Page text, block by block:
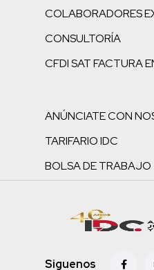
COLABORADORES
CONSULTORÍA
CFDI SAT FACTURA
ANÚNCIATE CON
TARIFARIO IDC
BOLSA DE TRABAJO
Siguenos